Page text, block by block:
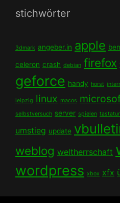
stichwörter
3dmark angeber.in apple
celeron crash debian firefox
geforce handy horst
leipzig linux macos
selbstversuch server spielen tastatur
umstieg update
weblog weltherrschaft
wordpress xbox xfx